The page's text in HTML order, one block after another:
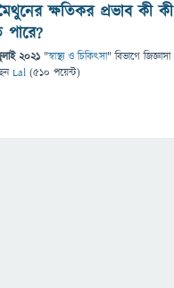
ক্ষতিকর প্রভাব কী কী
পারে?
2021 "স্বাস্থ্য ও চিকিৎসা" বিভাগে জিজ্ঞাসা
Lal (510 পয়েন্ট)